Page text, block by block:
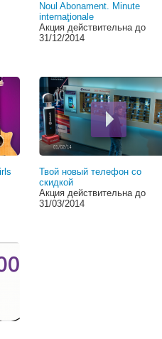
Noul Abonament. Minute
internaţionale
Акция действительна до
31/12/2014
Твой новый телефон со
скидкой
Акция действительна до
31/03/2014